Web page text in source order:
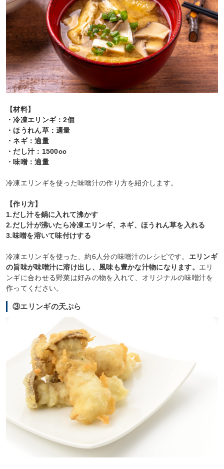
【材料】
・冷凍エリンギ：2個
・ほうれん草：適量
・ネギ：適量
・だし汁：1500cc
・味噌：適量
冷凍エリンギを使った味噌汁の作り方を紹介します。
【作り方】
1.だし汁を鍋に入れて沸かす
2.だし汁が沸いたら冷凍エリンギ、ネギ、ほうれん草を入れる
3.味噌を溶いて味付けする
冷凍エリンギを使った、約6人分の味噌汁のレシピです。 エリンギ
の旨味が味噌汁に溶け出し、風味も豊かな汁物になります。 エリ
ンギに合わせる野菜は好みの物を入れて、オリジナルの味噌汁を
作ってください。
③エリンギの天ぷら